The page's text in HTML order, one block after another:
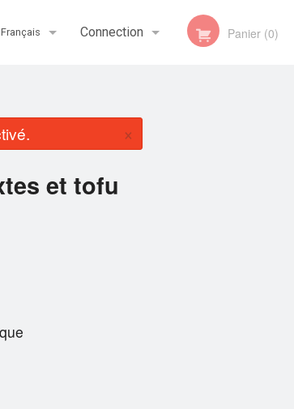
Français Connection Panier (0)
×
et tofu